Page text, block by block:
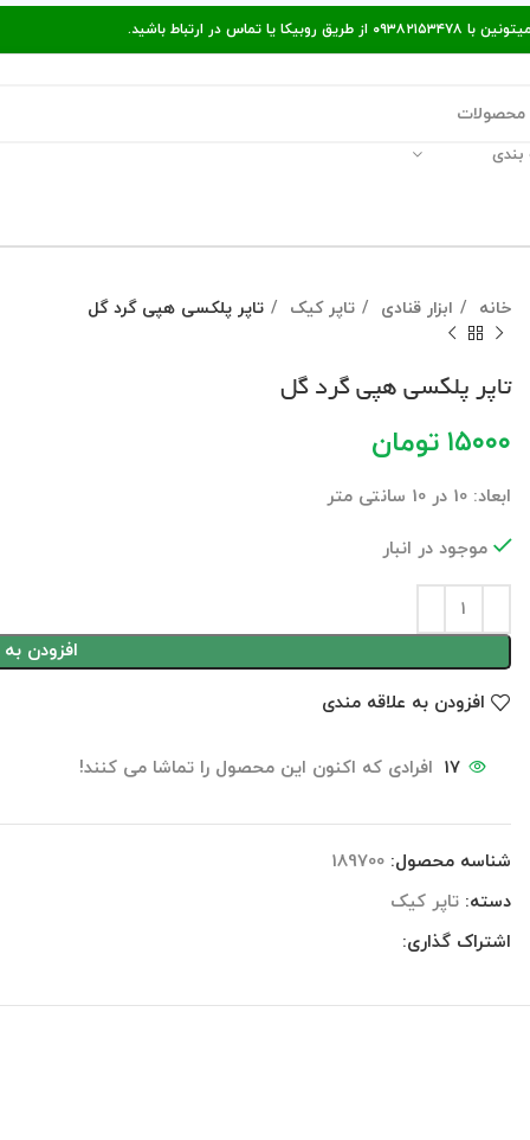
ارتباط باشید.
بندی
خانه ابزار قنادی تاپر کیک تاپر پلکسی هپی گرد گل
تاپر پلکسی هپی گرد گل
۱۵۰۰۰ تومان
ابعاد: 10 در 10 سانتی متر
موجود در انبار
افزودن
افزودن به علاقه مندی
17 افرادی که اکنون این محصول را تماشا می کنند!
شناسه محصول:189700
دسته: تاپر کیک
اشتراک گذاری: